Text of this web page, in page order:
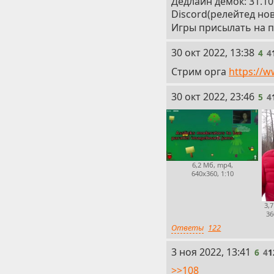
Discord(релейтед
Игры присылать на
4
30 окт 2022, 13:38 4 4
Стрим орга https://
5
30 окт 2022, 23:46 5 4
6,2 Мб, mp4,
640x360, 1:10
Ответы 122
6
3 ноя 2022, 13:41 6 4
>>108